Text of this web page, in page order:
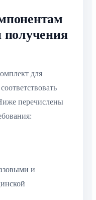
получения
для
перечислены
и